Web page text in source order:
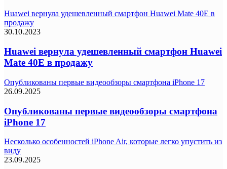
Huawei вернула удешевленный смартфон Huawei Mate 40E в
продажу
30.10.2023
Huawei вернула удешевленный смартфон Huawei
Mate 40E в продажу
Опубликованы первые видеообзоры смартфона iPhone 17
26.09.2025
Опубликованы первые видеообзоры смартфона
iPhone 17
Несколько особенностей iPhone Air, которые легко упустить из
виду
23.09.2025